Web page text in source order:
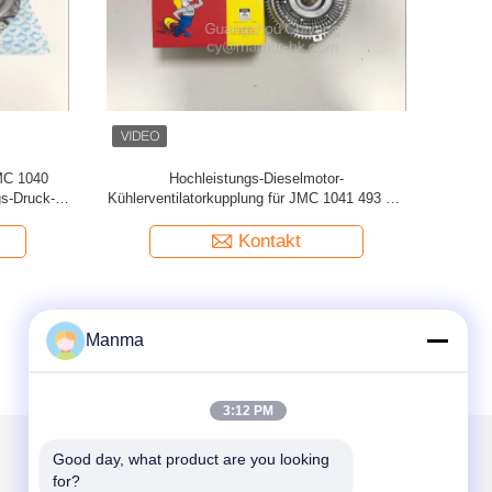
1043
JMC 1030 1040 493 Lkw-Motor-Starter
3708100TAR 3708100SBJ
Kontakt
Mailen Sie uns
Manma
3:12 PM
Good day, what product are you looking
for?